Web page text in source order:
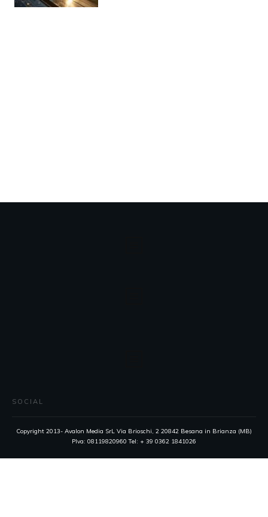
SOCIAL
Copyright 2013- Avalon Media SrL Via Brioschi, 2 20842 Besana in Brianza (MB)
PIva: 08119820960 Tel: + 39 0362 1841026